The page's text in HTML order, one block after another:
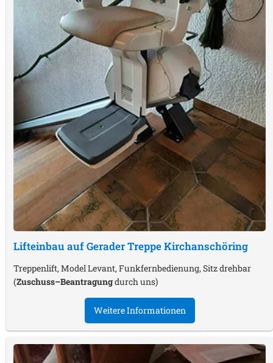
Lifteinbau auf Gerader TreppeKirchanschöring
Treppenlift, Model Levant, Funkfernbedienung, Sitz drehbar
(Zuschuss–Beantragungdurch uns)
Weitere Informationen